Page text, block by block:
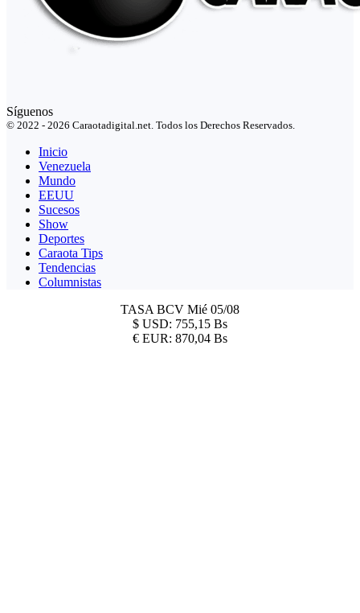
Síguenos
© 2022 - 2026 Caraotadigital.net. Todos los Derechos Reservados.
Inicio
Venezuela
Mundo
EEUU
Sucesos
Show
Deportes
Caraota Tips
Tendencias
Columnistas
TASA BCV Mié 05/08
$ USD: 755,15 Bs
€ EUR: 870,04 Bs